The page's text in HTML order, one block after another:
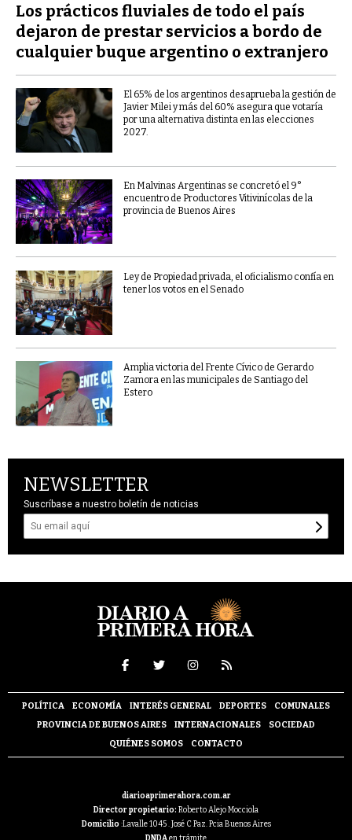
Los prácticos fluviales de todo el país
dejaron de prestar servicios a bordo de
cualquier buque argentino o extranjero
El 65% de los argentinos desaprueba la gestión de
Javier Milei y más del 60% asegura que votaría
por una alternativa distinta en las elecciones
2027.
En Malvinas Argentinas se concretó el 9°
encuentro de Productores Vitivinícolas de la
provincia de Buenos Aires
Ley de Propiedad privada, el oficialismo confía en
tener los votos en el Senado
Amplia victoria del Frente Cívico de Gerardo
Zamora en las municipales de Santiago del
Estero
NEWSLETTER
Suscríbase a nuestro boletín de noticias
POLÍTICA ECONOMÍA INTERÉS GENERAL DEPORTES
COMUNALES
PROVINCIA DE BUENOS AIRES
INTERNACIONALES
SOCIEDAD
QUIÉNES SOMOS
CONTACTO
diarioaprimerahora.com.ar
Director propietario: Roberto Alejo Mocciola
Domicilio :Lavalle 1045 . José C Paz. Pcia Buenos Aires